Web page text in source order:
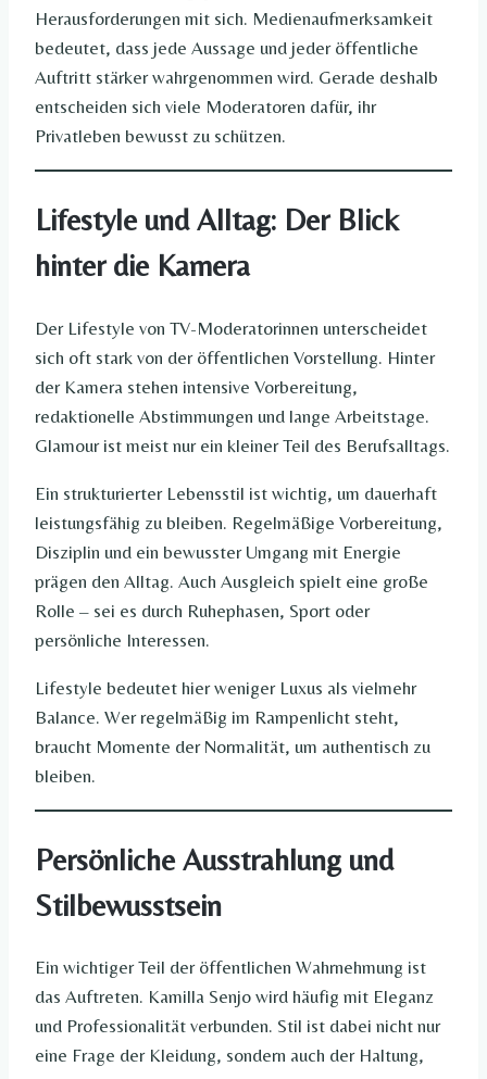
Herausforderungen mit sich. Medienaufmerksamkeit
bedeutet, dass jede Aussage und jeder öffentliche
Auftritt stärker wahrgenommen wird. Gerade deshalb
entscheiden sich viele Moderatoren dafür, ihr
Privatleben bewusst zu schützen.
Lifestyle und Alltag: Der Blick
hinter die Kamera
Der Lifestyle von TV-Moderatorinnen unterscheidet
sich oft stark von der öffentlichen Vorstellung. Hinter
der Kamera stehen intensive Vorbereitung,
redaktionelle Abstimmungen und lange Arbeitstage.
Glamour ist meist nur ein kleiner Teil des Berufsalltags.
Ein strukturierter Lebensstil ist wichtig, um dauerhaft
leistungsfähig zu bleiben. Regelmäßige Vorbereitung,
Disziplin und ein bewusster Umgang mit Energie
prägen den Alltag. Auch Ausgleich spielt eine große
Rolle – sei es durch Ruhephasen, Sport oder
persönliche Interessen.
Lifestyle bedeutet hier weniger Luxus als vielmehr
Balance. Wer regelmäßig im Rampenlicht steht,
braucht Momente der Normalität, um authentisch zu
bleiben.
Persönliche Ausstrahlung und
Stilbewusstsein
Ein wichtiger Teil der öffentlichen Wahrnehmung ist
das Auftreten. Kamilla Senjo wird häufig mit Eleganz
und Professionalität verbunden. Stil ist dabei nicht nur
eine Frage der Kleidung, sondern auch der Haltung,